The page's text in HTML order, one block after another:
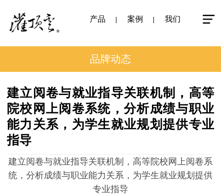
产品 案例 我们
品牌动态
建立阅卷与就业指导关联机制，高等
院校网上阅卷系统，分析成绩与职业
能力关系，为学生就业规划提供专业
指导
建立阅卷与就业指导关联机制，高等院校网上阅卷系
统，分析成绩与职业能力关系，为学生就业规划提供
专业指导